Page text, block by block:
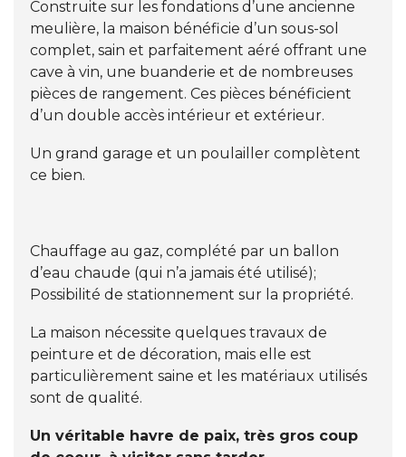
Construite sur les fondations d’une ancienne
meulière, la maison bénéficie d’un sous-sol
complet, sain et parfaitement aéré offrant une
cave à vin, une buanderie et de nombreuses
pièces de rangement. Ces pièces bénéficient
d’un double accès intérieur et extérieur.
Un grand garage et un poulailler complètent
ce bien.
Chauffage au gaz, complété par un ballon
d’eau chaude (qui n’a jamais été utilisé);
Possibilité de stationnement sur la propriété.
La maison nécessite quelques travaux de
peinture et de décoration, mais elle est
particulièrement saine et les matériaux utilisés
sont de qualité.
Un véritable havre de paix, très gros coup